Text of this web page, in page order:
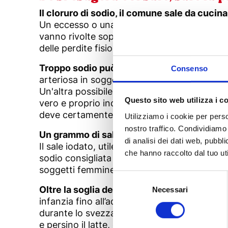
Consenso
Questo sito web utilizza i
Utilizziamo i cookie per
nostro traffico.
di analisi dei dati web,
che hanno raccolto dal tuo
Selezione
consenso
Necessari
Il cloruro di sodio, il comune sale da cucina
Un eccesso o una mancanza di questa
vanno rivolte soprattutto a non eccedere.
delle perdite fisiologiche come il sudore e
Troppo sodio può causare malattie dello
arteriosa in soggetti predisposti e alla
Un'altra possibile conseguenza dell'eccesso
vero e proprio incremento della massa
deve certamente limitarsi col sale o
Un grammo di sale contiene circa 0,4 g di
Il sale iodato, utile per la tiroide se si vive
sodio consigliata va, a seconda degli enti
soggetti femmine e maschi. Si tratta di 4 g
Oltre la soglia dei 60 anni è necessario
infanzia fino all’adolescenza. La mamma
durante lo svezzamento per abituare il
e persino il latte, oltre agli insaccati e